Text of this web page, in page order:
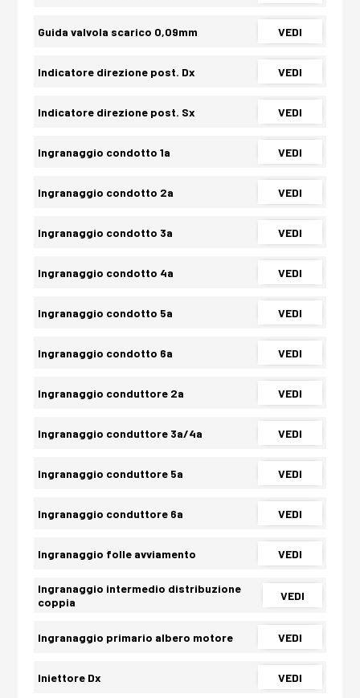
Guida valvola scarico 0,09mm VEDI
Indicatore direzione post. Dx VEDI
Indicatore direzione post. Sx VEDI
Ingranaggio condotto 1a VEDI
Ingranaggio condotto 2a VEDI
Ingranaggio condotto 3a VEDI
Ingranaggio condotto 4a VEDI
Ingranaggio condotto 5a VEDI
Ingranaggio condotto 6a VEDI
Ingranaggio conduttore 2a VEDI
Ingranaggio conduttore 3a/4a VEDI
Ingranaggio conduttore 5a VEDI
Ingranaggio conduttore 6a VEDI
Ingranaggio folle avviamento VEDI
Ingranaggio intermedio distribuzione
coppia
VEDI
Ingranaggio primario albero motore VEDI
Iniettore Dx VEDI